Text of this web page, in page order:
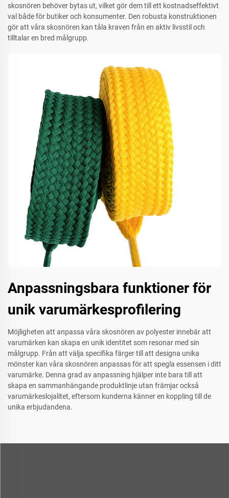
skosnören behöver bytas ut, vilket gör dem till ett kostnadseffektivt
val både för butiker och konsumenter. Den robusta konstruktionen
gör att våra skosnören kan tåla kraven från en aktiv livsstil och
tilltalar en bred målgrupp.
Anpassningsbara funktioner för
unik varumärkesprofilering
Möjligheten att anpassa våra skosnören av polyester innebär att
varumärken kan skapa en unik identitet som resonar med sin
målgrupp. Från att välja specifika färger till att designa unika
mönster kan våra skosnören anpassas för att spegla essensen i ditt
varumärke. Denna grad av anpassning hjälper inte bara till att
skapa en sammanhängande produktlinje utan främjar också
varumärkeslojalitet, eftersom kunderna känner en koppling till de
unika erbjudandena.